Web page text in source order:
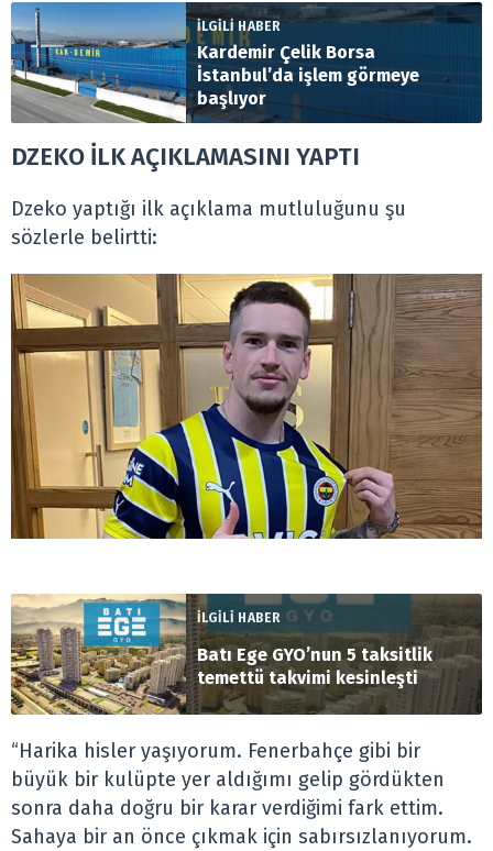
İLGİLİ HABER
Kardemir Çelik Borsa
İstanbul’da işlem görmeye
başlıyor
DZEKO İLK AÇIKLAMASINI YAPTI
Dzeko yaptığı ilk açıklama mutluluğunu şu
sözlerle belirtti:
İLGİLİ HABER
Batı Ege GYO’nun 5 taksitlik
temettü takvimi kesinleşti
“Harika hisler yaşıyorum. Fenerbahçe gibi bir
büyük bir kulüpte yer aldığımı gelip gördükten
sonra daha doğru bir karar verdiğimi fark ettim.
Sahaya bir an önce çıkmak için sabırsızlanıyorum.